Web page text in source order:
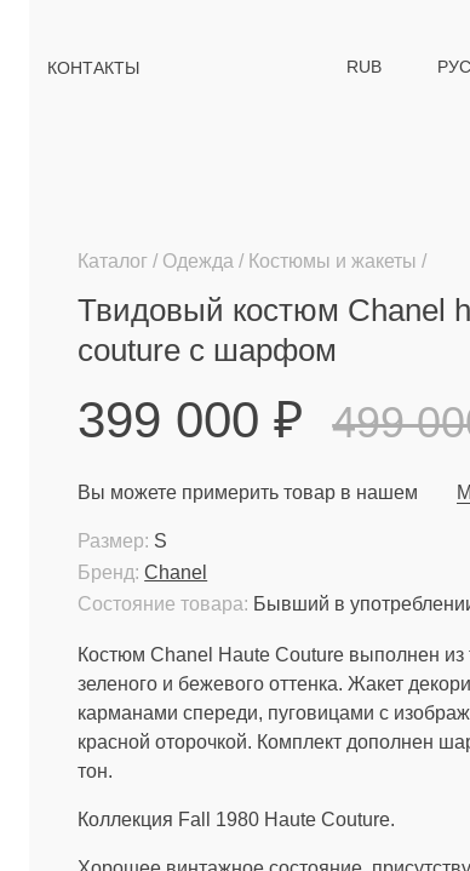
КОНТАКТЫ RUB РУС
Каталог Одежда Костюмы и жакеты
Твидовый костюм Chanel
couture с шарфом
399 000₽ 499
Вы можете примерить товар в нашем
Состояние товара: Бывший в
Бренд: Chanel
Размер: S
Костюм Chanel Haute Couture выполнен из
зеленого и бежевого оттенка. Жакет
карманами спереди, пуговицами с
красной оторочкой. Комплект дополнен
тон.
Коллекция Fall 1980 Haute Couture.